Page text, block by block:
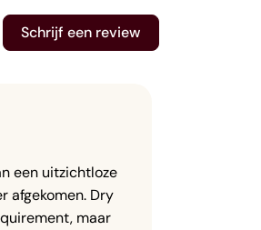
Schrijf een review
een uitzichtloze
afgekomen. Dry
maar